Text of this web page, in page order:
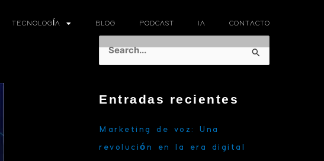
TECNOLOGÍA BLOG PODCAST IA CONTACTO
a
Entradas recientes
Marketing de voz: Una
revolución en la era digital